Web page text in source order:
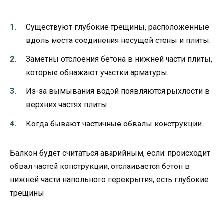
Существуют глубокие трещины, расположенные
вдоль места соединения несущей стены и плиты.
Заметны отслоения бетона в нижней части плиты,
которые обнажают участки арматуры.
Из-за вымывания водой появляются рыхлости в
верхних частях плиты.
Когда бывают частичные обвалы конструкции.
Балкон будет считаться аварийным, если: происходит
обвал частей конструкции, отслаивается бетон в
нижней части напольного перекрытия, есть глубокие
трещины